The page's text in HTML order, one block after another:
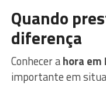
Quando
diferença
Conhecer ahora em
importante em